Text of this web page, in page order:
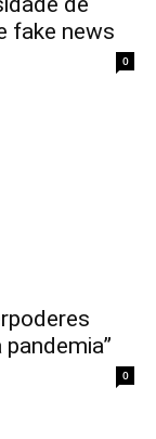
fake news
0
0